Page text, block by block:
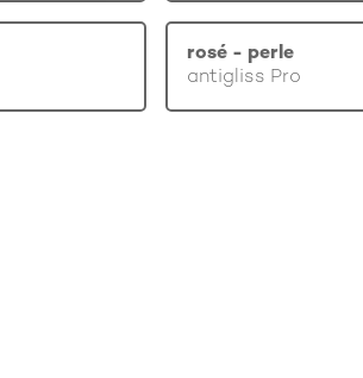
rosé - perle
antigliss Pro